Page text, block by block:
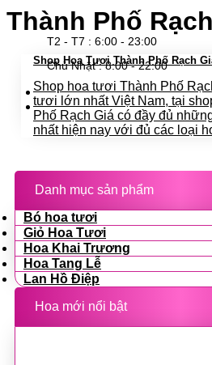
T2 - T7 : 6:00 - 23:00
Chủ Nhật : 8:00 - 22:00
Thành Phố
Shop Hoa Tươi Thành Phố Rạch
Shop hoa tươi Thành Phố
tươi lớn nhất Việt Nam, tại
Phố Rạch Giá có đầy đủ
nhất hiện nay với đủ các loại
Danh mục sản phẩm
Bó hoa tươi
Giỏ Hoa Tươi
Hoa Khai Trương
Hoa Tang Lễ
Lan Hồ Điệp
Hoa mới nổi bật